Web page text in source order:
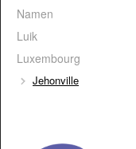
Namen
Luik
Luxembourg
Jehonville